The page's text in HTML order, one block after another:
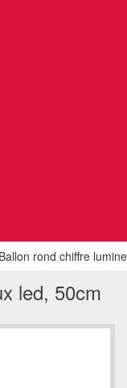
Ballon rond chiffre
led, 50cm